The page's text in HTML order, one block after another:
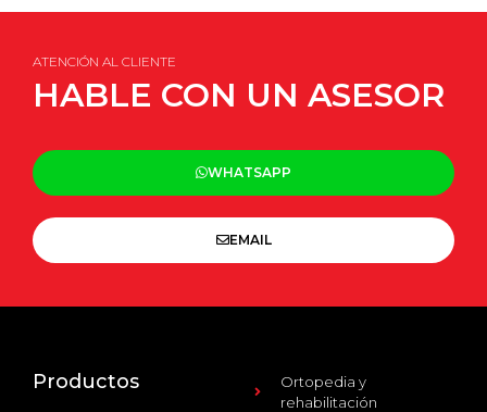
ATENCIÓN AL CLIENTE
HABLE CON UN ASESOR
WHATSAPP
EMAIL
Productos
Ortopedia y
rehabilitación